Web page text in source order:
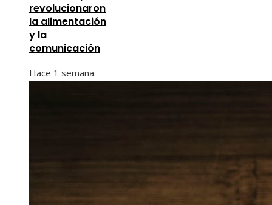
revolucionaron
la alimentación
y la
comunicación
Hace 1 semana